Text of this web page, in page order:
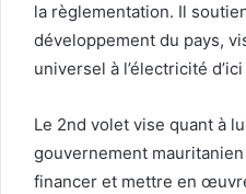
la règlementation. Il
développement du pays,
universel à l’électricité
Le 2nd volet vise quant à
gouvernement
financer et mettre en